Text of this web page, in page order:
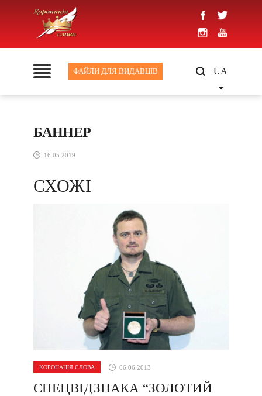
ФАЙЛИ ДЛЯ ВИДАВЦІВ UA
БАННЕР
16.05.2019
СХОЖІ
КОРОНАЦІЯ СЛОВА 06.06.2013
СПЕЦВІДЗНАКА “ЗОЛОТИЙ